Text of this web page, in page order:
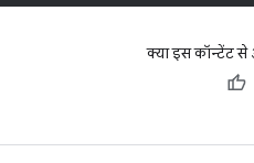
क्या इस कॉन्टेंट